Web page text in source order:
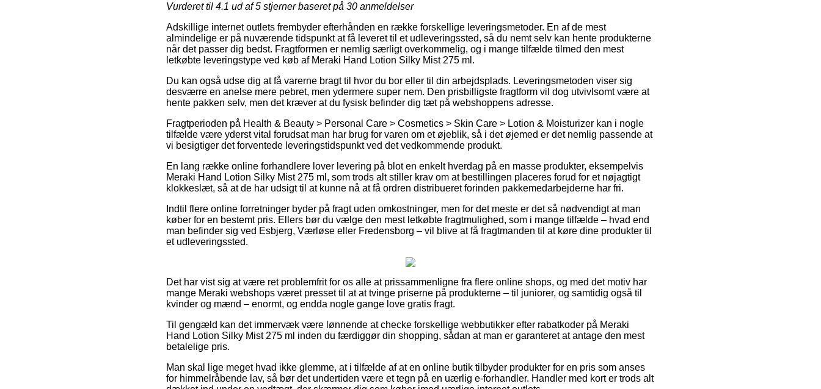
Vurderet til 4.1 ud af 5 stjerner baseret på 30 anmeldelser
Adskillige internet outlets frembyder efterhånden en række forskellige leveringsmetoder. En af de mest
almindelige er på nuværende tidspunkt at få leveret til et udleveringssted, så du nemt selv kan hente produkterne
når det passer dig bedst. Fragtformen er nemlig særligt overkommelig, og i mange tilfælde tilmed den mest
letkøbte leveringstype ved køb af Meraki Hand Lotion Silky Mist 275 ml.
Du kan også udse dig at få varerne bragt til hvor du bor eller til din arbejdsplads. Leveringsmetoden viser sig
desværre en anelse mere pebret, men ydermere super nem. Den prisbilligste fragtform vil dog utvivlsomt være at
hente pakken selv, men det kræver at du fysisk befinder dig tæt på webshoppens adresse.
Fragtperioden på Health & Beauty > Personal Care > Cosmetics > Skin Care > Lotion & Moisturizer kan i nogle
tilfælde være yderst vital forudsat man har brug for varen om et øjeblik, så i det øjemed er det nemlig passende at
vi besigtiger det forventede leveringstidspunkt ved det vedkommende produkt.
En lang række online forhandlere lover levering på blot en enkelt hverdag på en masse produkter, eksempelvis
Meraki Hand Lotion Silky Mist 275 ml, som trods alt stiller krav om at bestillingen placeres forud for et nøjagtigt
klokkeslæt, så at de har udsigt til at kunne nå at få ordren distribueret forinden pakkemedarbejderne har fri.
Indtil flere online forretninger byder på fragt uden omkostninger, men for det meste er det så nødvendigt at man
køber for en bestemt pris. Ellers bør du vælge den mest letkøbte fragtmulighed, som i mange tilfælde – hvad end
man befinder sig ved Esbjerg, Værløse eller Fredensborg – vil blive at få fragtmanden til at køre dine produkter til
et udleveringssted.
Det har vist sig at være ret problemfrit for os alle at prissammenligne fra flere online shops, og med det motiv har
mange Meraki webshops været presset til at at tvinge priserne på produkterne – til juniorer, og samtidig også til
kvinder og mænd – enormt, og endda nogle gange love gratis fragt.
Til gengæld kan det immervæk være lønnende at checke forskellige webbutikker efter rabatkoder på Meraki
Hand Lotion Silky Mist 275 ml inden du færdiggør din shopping, sådan at man er garanteret at antage den mest
betalelige pris.
Man skal lige meget hvad ikke glemme, at i tilfælde af at en online butik tilbyder produkter for en pris som anses
for himmelråbende lav, så bør det undertiden være et tegn på en uærlig e-forhandler. Handler med kort er trods alt